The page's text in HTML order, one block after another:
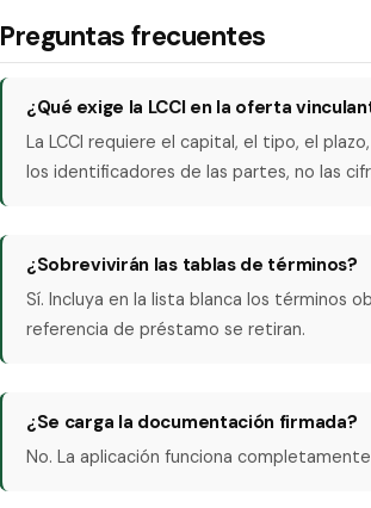
Preguntas frecuentes
¿Qué exige la LCCI en la oferta
La LCCI requiere el capital, el tipo, el
los identificadores de las partes, no las
¿Sobrevivirán las tablas de términos?
Sí. Incluya en la lista blanca los términos
referencia de préstamo se retiran.
¿Se carga la documentación firmada?
No. La aplicación funciona